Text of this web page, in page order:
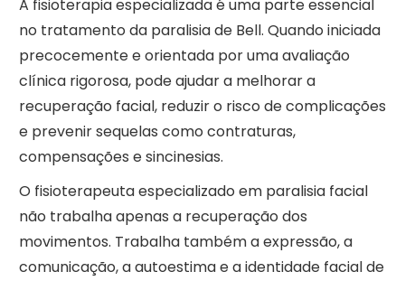
A fisioterapia especializada é uma parte essencial
no tratamento da paralisia de Bell. Quando iniciada
precocemente e orientada por uma avaliação
clínica rigorosa, pode ajudar a melhorar a
recuperação facial, reduzir o risco de complicações
e prevenir sequelas como contraturas,
compensações e sincinesias.
O fisioterapeuta especializado em paralisia facial
não trabalha apenas a recuperação dos
movimentos. Trabalha também a expressão, a
comunicação, a autoestima e a identidade facial de